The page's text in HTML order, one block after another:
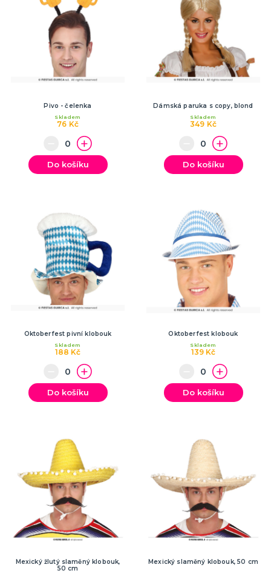
Pivo - čelenka
76 Kč
Skladem
Do košíku
Dámská paruka s copy, blond
349 Kč
Skladem
Do košíku
Oktoberfest pivní klobouk
188 Kč
Skladem
Do košíku
Oktoberfest klobouk
139 Kč
Skladem
Do košíku
Mexický žlutý slaměný klobouk,
50 cm
Mexický slaměný klobouk, 50 cm